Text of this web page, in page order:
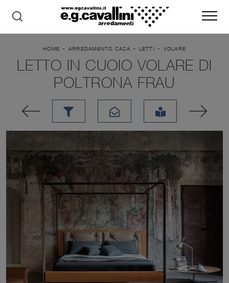
HOME - ARREDAMENTO CASA - LETTI - VOLARE
LETTO IN CUOIO VOLARE DI
POLTRONA FRAU